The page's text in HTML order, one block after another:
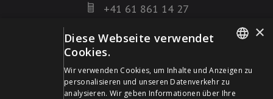
+41 61 861 14 27
info@schildwaffen.ch
Zahlungsmittel
FRENCH
×
Diese Webseite verwendet
Cookies.
Wir verwenden Cookies, um Inhalte und Anzeigen zu
personalisieren und unseren Datenverkehr zu
analysieren. Wir geben Informationen über Ihre